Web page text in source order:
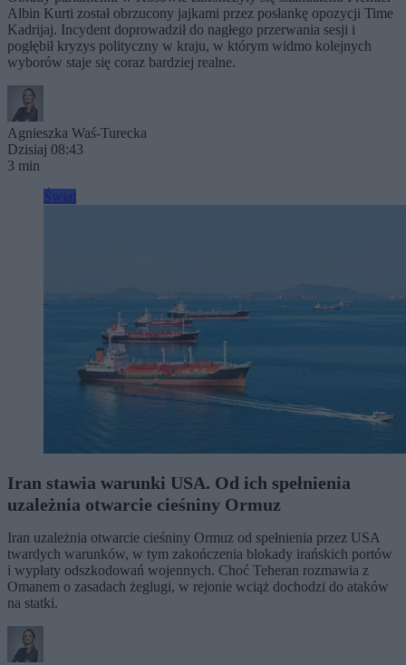
Albin Kurti został obrzucony jajkami przez posłankę opozycji Time
Kadrijaj. Incydent doprowadził do nagłego przerwania sesji i
pogłębił kryzys polityczny w kraju, w którym widmo kolejnych
wyborów staje się coraz bardziej realne.
Agnieszka Waś-Turecka
Dzisiaj 08:43
3 min
Iran stawia warunki USA. Od ich spełnienia
uzależnia otwarcie cieśniny Ormuz
Iran uzależnia otwarcie cieśniny Ormuz od spełnienia przez USA
twardych warunków, w tym zakończenia blokady irańskich portów
i wypłaty odszkodowań wojennych. Choć Teheran rozmawia z
Omanem o zasadach żeglugi, w rejonie wciąż dochodzi do ataków
na statki.